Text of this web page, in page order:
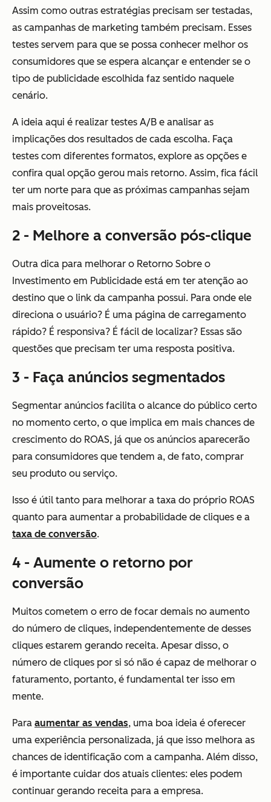
Assim como outras estratégias precisam ser testadas,
as campanhas de marketing também precisam. Esses
testes servem para que se possa conhecer melhor os
consumidores que se espera alcançar e entender se o
tipo de publicidade escolhida faz sentido naquele
cenário.
A ideia aqui é realizar testes A/B e analisar as
implicações dos resultados de cada escolha. Faça
testes com diferentes formatos, explore as opções e
confira qual opção gerou mais retorno. Assim, fica fácil
ter um norte para que as próximas campanhas sejam
mais proveitosas.
2 - Melhore a conversão pós-clique
Outra dica para melhorar o Retorno Sobre o
Investimento em Publicidade está em ter atenção ao
destino que o link da campanha possui. Para onde ele
direciona o usuário? É uma página de carregamento
rápido? É responsiva? É fácil de localizar? Essas são
questões que precisam ter uma resposta positiva.
3 - Faça anúncios segmentados
Segmentar anúncios facilita o alcance do público certo
no momento certo, o que implica em mais chances de
crescimento do ROAS, já que os anúncios aparecerão
para consumidores que tendem a, de fato, comprar
seu produto ou serviço.
Isso é útil tanto para melhorar a taxa do próprio ROAS
quanto para aumentar a probabilidade de cliques e a
taxa de conversão.
4 - Aumente o retorno por
conversão
Muitos cometem o erro de focar demais no aumento
do número de cliques, independentemente de desses
cliques estarem gerando receita. Apesar disso, o
número de cliques por si só não é capaz de melhorar o
faturamento, portanto, é fundamental ter isso em
mente.
Para aumentar as vendas, uma boa ideia é oferecer
uma experiência personalizada, já que isso melhora as
chances de identificação com a campanha. Além disso,
é importante cuidar dos atuais clientes: eles podem
continuar gerando receita para a empresa.